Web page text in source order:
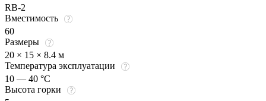
RB-2
Вместимость
60
Размеры
20 × 15 × 8.4 м
Температура эксплуатации
10 — 40 °C
Высота горки